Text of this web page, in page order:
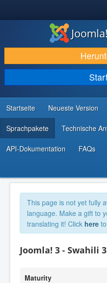
DOWNLOAD & ERWEITERN
ENTDECKEN & LERNEN
COMMUNITY & SUPPORT
RESSOURCEN FÜR ENTWICKLER
Startseite Neueste Version
Sprachpakete Technische
API-Dokumentation FAQs
This page is not yet fully
language. Make a gift to
translating it! Click here
Joomla! 3 - Swahili
Maturity